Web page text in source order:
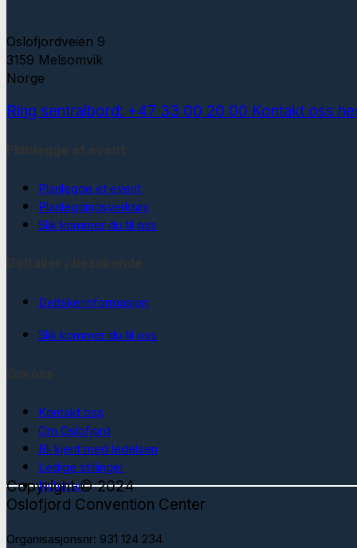
Oslofjordveien 9
3159 Melsomvik
Norge
Ring sentralbord: +47 33 00 20 00 Kontakt oss
Planlegge et event
Planleggingsverktøy
Slik kommer du til oss
Deltakerinformasjon
Slik kommer du til oss
Kontakt oss
Om Oslofjord
Bli kjent med ledelsen
Ledige stillinger
Nyheter
Copyright © 2024
Oslofjord Convention Center
Organisasjonsnr: 931 124 234